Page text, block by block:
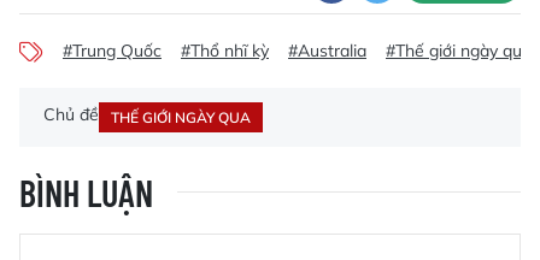
#Trung Quốc #Thổ nhĩ kỳ #Australia #Thế giới ngày qua
Chủ đề THẾ GIỚI NGÀY QUA
BÌNH LUẬN